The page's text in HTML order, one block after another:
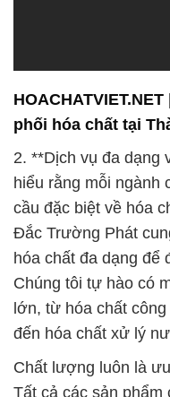
Chúng tôi tự hào có
lớn, từ hóa chất
đến hóa chất xử lý
Chất lượng luôn là
Tất cả các sản phẩm
chặt chẽ và tuân thủ
nhất. Chúng tôi
sản phẩm hóa chất
chúng tôi.
3. **Sự đổi mới và
những thách thức
không ngừng nâng
dịch vụ của mình.